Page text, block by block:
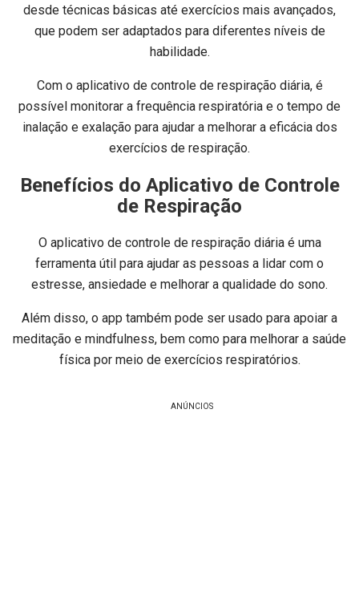
desde técnicas básicas até exercícios mais avançados,
que podem ser adaptados para diferentes níveis de
habilidade.
Com o aplicativo de controle de respiração diária, é
possível monitorar a frequência respiratória e o tempo de
inalação e exalação para ajudar a melhorar a eficácia dos
exercícios de respiração.
Benefícios do Aplicativo de Controle
de Respiração
O aplicativo de controle de respiração diária é uma
ferramenta útil para ajudar as pessoas a lidar com o
estresse, ansiedade e melhorar a qualidade do sono.
Além disso, o app também pode ser usado para apoiar a
meditação e mindfulness, bem como para melhorar a saúde
física por meio de exercícios respiratórios.
ANÚNCIOS